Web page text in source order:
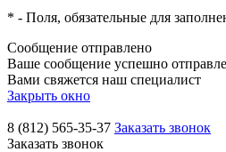
* - Поля, обязательные для
Сообщение отправлено
Ваше сообщение успешно
Вами свяжется наш специалист
Закрыть окно
8 (812) 565-35-37 Заказать звонок
Заказать звонок